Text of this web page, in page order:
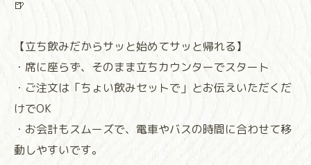
🍺
【立ち飲みだからサッと始めてサッと帰れる】
・席に座らず、そのまま立ちカウンターでスタート
・ご注文は「ちょい飲みセットで」とお伝えいただくだ
けでOK
・お会計もスムーズで、電車やバスの時間に合わせて移
動しやすいです。